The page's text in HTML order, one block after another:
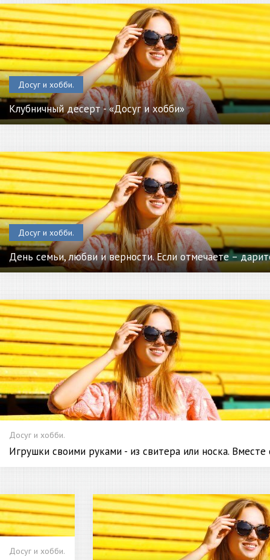
Досуг и хобби.
Клубничный десерт - «Досуг и хобби»
Досуг и хобби.
День семьи, любви и верности. Если отмечаете –
Досуг и хобби.
Игрушки своими руками - из свитера или носка.
Досуг и хобби.